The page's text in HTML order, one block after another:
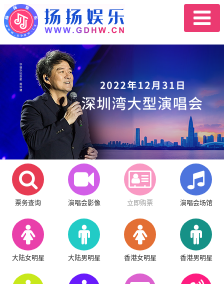
票务查询 演唱会影像 立即购票 演唱会场馆
大陆女明星 大陆男明星 香港女明星 香港男明星